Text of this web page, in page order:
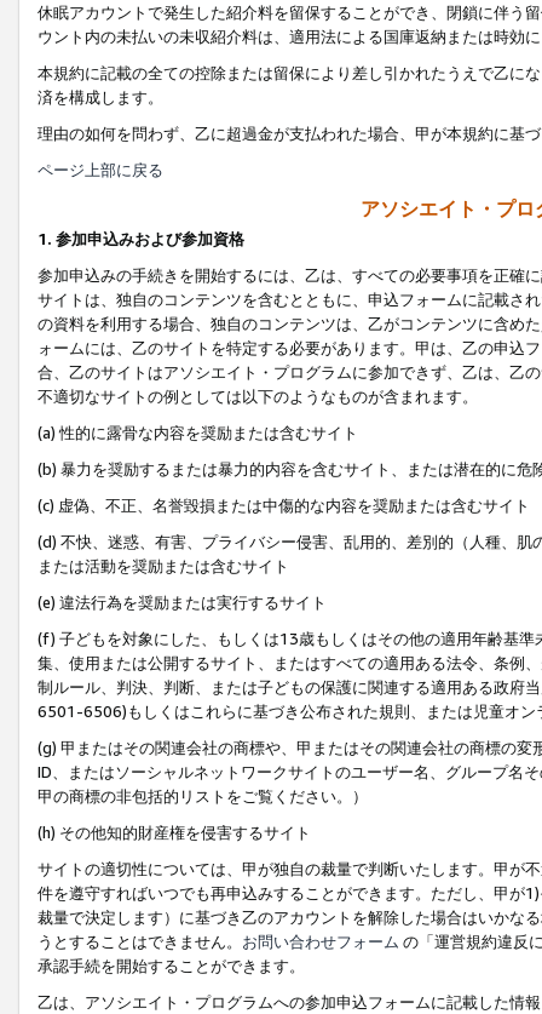
休眠アカウントで発生した紹介料を留保することができ、閉鎖に伴う
ウント内の未払いの未収紹介料は、適用法による国庫返納または時効
本規約に記載の全ての控除または留保により差し引かれたうえで乙に
済を構成します。
理由の如何を問わず、乙に超過金が支払われた場合、甲が本規約に基
ページ上部に戻る
アソシエイト・プ
1. 参加申込みおよび参加資格
参加申込みの手続きを開始するには、乙は、すべての必要事項を正確
サイトは、独自のコンテンツを含むとともに、申込フォームに記載さ
の資料を利用する場合、独自のコンテンツは、乙がコンテンツに含め
ォームには、乙のサイトを特定する必要があります。甲は、乙の申込
合、乙のサイトはアソシエイト・プログラムに参加できず、乙は、乙
不適切なサイトの例としては以下のようなものが含まれます。
(a) 性的に露骨な内容を奨励または含むサイト
(b) 暴力を奨励するまたは暴力的内容を含むサイト、または潜在的に
(c) 虚偽、不正、名誉毀損または中傷的な内容を奨励または含むサイト
(d) 不快、迷惑、有害、プライバシー侵害、乱用的、差別的（人種、
または活動を奨励または含むサイト
(e) 違法行為を奨励または実行するサイト
(f) 子どもを対象にした、もしくは13歳もしくはその他の適用年齢基
集、使用または公開するサイト、またはすべての適用ある法令、条例
制ルール、判決、判断、または子どもの保護に関連する適用ある政府
6501-6506)もしくはこれらに基づき公布された規則、または児童オン
(g) 甲またはその関連会社の商標や、甲またはその関連会社の商標の
ID、またはソーシャルネットワークサイトのユーザー名、グループ名
甲の商標の非包括的リストをご覧ください。）
(h) その他知的財産権を侵害するサイト
サイトの適切性については、甲が独自の裁量で判断いたします。甲が
件を遵守すればいつでも再申込みすることができます。ただし、甲が
裁量で決定します）に基づき乙のアカウントを解除した場合はいかな
うとすることはできません。 お問い合わせフォーム の「運営規約違反
承認手続を開始することができます。
乙は、アソシエイト・プログラムへの参加申込フォームに記載した情